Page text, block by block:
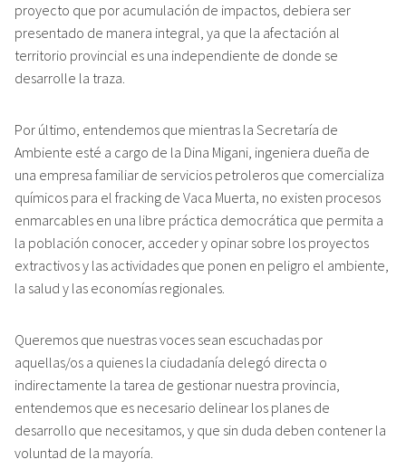
proyecto que por acumulación de impactos, debiera ser
presentado de manera integral, ya que la afectación al
territorio provincial es una independiente de donde se
desarrolle la traza.
Por último, entendemos que mientras la Secretaría de
Ambiente esté a cargo de la Dina Migani, ingeniera dueña de
una empresa familiar de servicios petroleros que comercializa
químicos para el fracking de Vaca Muerta, no existen procesos
enmarcables en una libre práctica democrática que permita a
la población conocer, acceder y opinar sobre los proyectos
extractivos y las actividades que ponen en peligro el ambiente,
la salud y las economías regionales.
Queremos que nuestras voces sean escuchadas por
aquellas/os a quienes la ciudadanía delegó directa o
indirectamente la tarea de gestionar nuestra provincia,
entendemos que es necesario delinear los planes de
desarrollo que necesitamos, y que sin duda deben contener la
voluntad de la mayoría.